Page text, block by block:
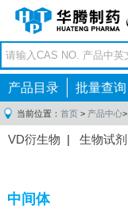
产品目录 批量查询
当前位置： 首页 > 产品中心>
VD衍生物 | 生物试剂
间体|
中间体